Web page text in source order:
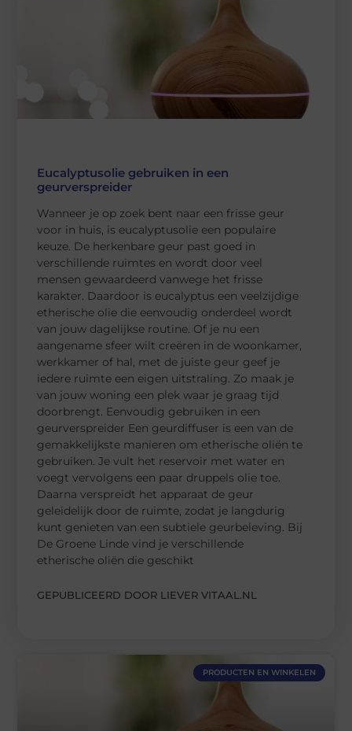
Eucalyptusolie gebruiken in een
geurverspreider
Wanneer je op zoek bent naar een frisse geur
voor in huis, is eucalyptusolie een populaire
keuze. De herkenbare geur past goed in
verschillende ruimtes en wordt door veel
mensen gewaardeerd vanwege het frisse
karakter. Daardoor is eucalyptus een veelzijdige
etherische olie die eenvoudig onderdeel wordt
van jouw dagelijkse routine. Of je nu een
aangename sfeer wilt creëren in de woonkamer,
werkkamer of hal, met de juiste geur geef je
iedere ruimte een eigen uitstraling. Zo maak je
van jouw woning een plek waar je graag tijd
doorbrengt. Eenvoudig gebruiken in een
geurverspreider Een geurdiffuser is een van de
gemakkelijkste manieren om etherische oliën te
gebruiken. Je vult het reservoir met water en
voegt vervolgens een paar druppels olie toe.
Daarna verspreidt het apparaat de geur
geleidelijk door de ruimte, zodat je langdurig
kunt genieten van een subtiele geurbeleving. Bij
De Groene Linde vind je verschillende
etherische oliën die geschikt
GEPUBLICEERD DOOR LIEVER VITAAL.NL
PRODUCTEN EN WINKELEN